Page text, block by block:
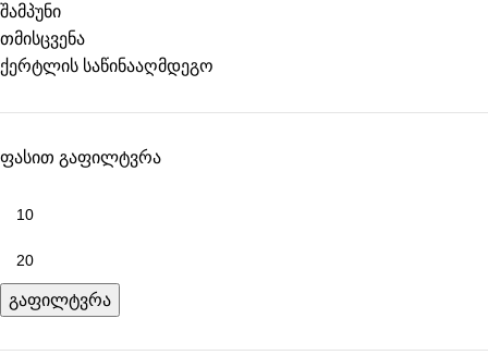
შამპუნი
თმისცვენა
ქერტლის საწინააღმდეგო
ფასით გაფილტვრა
გაფილტვრა